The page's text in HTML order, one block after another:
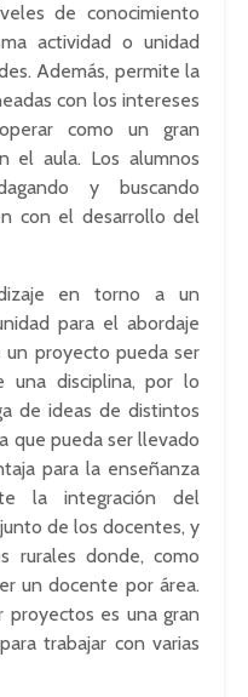
de conocimiento
actividad o unidad
Además, permite la
con los intereses
como un gran
el aula. Los alumnos
y buscando
con el desarrollo del
en torno a un
para el abordaje
proyecto pueda ser
una disciplina, por lo
de ideas de distintos
que pueda ser llevado
para la enseñanza
la integración del
de los docentes, y
rurales donde, como
un docente por área.
es una gran
trabajar con varias